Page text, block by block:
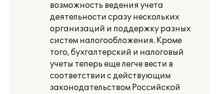
возможность ведения учета
деятельности сразу нескольких
организаций и поддержку разных
систем налогообложения. Кроме
того, бухгалтерский и налоговый
учеты теперь еще легче вести в
соответствии с действующим
законодательством Российской